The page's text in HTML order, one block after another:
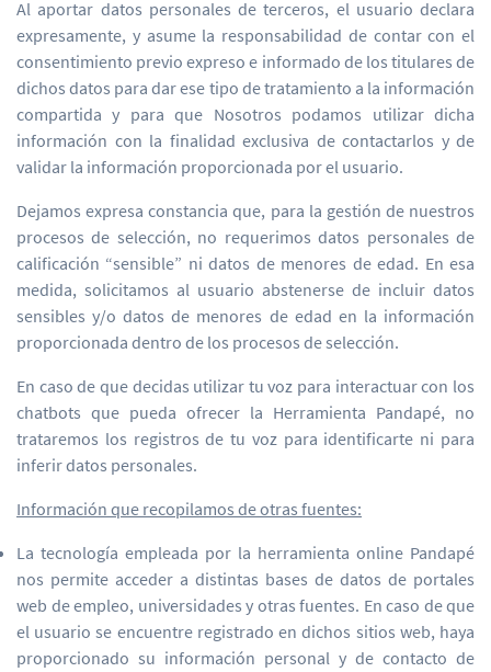
Al aportar datos personales de terceros, el usuario declara
expresamente, y asume la responsabilidad de contar con el
consentimiento previo expreso e informado de los titulares de
dichos datos para dar ese tipo de tratamiento a la información
compartida y para que Nosotros podamos utilizar dicha
información con la finalidad exclusiva de contactarlos y de
validar la información proporcionada por el usuario.
Dejamos expresa constancia que, para la gestión de nuestros
procesos de selección, no requerimos datos personales de
calificación “sensible” ni datos de menores de edad. En esa
medida, solicitamos al usuario abstenerse de incluir datos
sensibles y/o datos de menores de edad en la información
proporcionada dentro de los procesos de selección.
En caso de que decidas utilizar tu voz para interactuar con los
chatbots que pueda ofrecer la Herramienta Pandapé, no
trataremos los registros de tu voz para identificarte ni para
inferir datos personales.
Información que recopilamos de otras fuentes:
La tecnología empleada por la herramienta online Pandapé
nos permite acceder a distintas bases de datos de portales
web de empleo, universidades y otras fuentes. En caso de que
el usuario se encuentre registrado en dichos sitios web, haya
proporcionado su información personal y de contacto de